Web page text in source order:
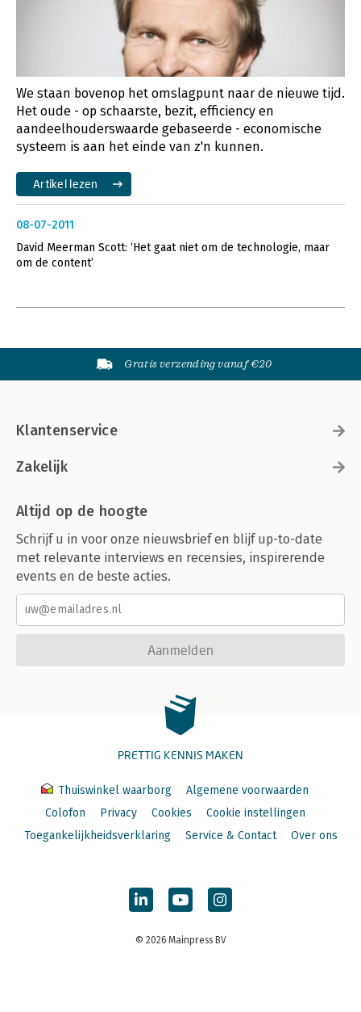
We staan bovenop het omslagpunt naar de nieuwe tijd.
Het oude - op schaarste, bezit, efficiency en
aandeelhouderswaarde gebaseerde - economische
systeem is aan het einde van z'n kunnen.
Artikel lezen
08-07-2011
David Meerman Scott: ‘Het gaat niet om de technologie, maar
om de content’
Gratis verzending vanaf €20
Klantenservice
Zakelijk
Altijd op de hoogte
Schrijf u in voor onze nieuwsbrief en blijf up-to-date
met relevante interviews en recensies, inspirerende
events en de beste acties.
Aanmelden
PRETTIG KENNIS MAKEN
Thuiswinkel waarborg
Algemene voorwaarden
Colofon
Privacy Cookies
Cookie instellingen
Toegankelijkheidsverklaring
Service & Contact Over ons
© 2026 Mainpress BV